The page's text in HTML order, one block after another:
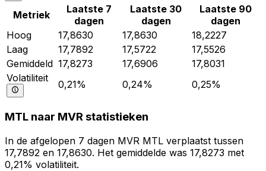
Metriek
Laatste 7
dagen
Laatste 30
dagen
Laatste 90
dagen
Hoog
17,8630 17,8630
18,2227
Laag
17,7892 17,5722
17,5526
Gemiddeld 17,8273 17,6906
17,8031
Volatiliteit
0,21% 0,24% 0,25%
MTL naar MVR statistieken
In de afgelopen 7 dagen MVR MTL verplaatst tussen
17,7892 en 17,8630. Het gemiddelde was 17,8273 met
0,21% volatiliteit.